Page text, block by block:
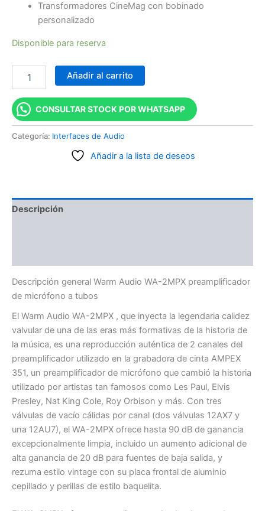
Transformadores CineMag con bobinado
personalizado
Disponible para reserva
Añadir al carrito
CONSULTAR STOCK POR WHATSAPP
Categoría: Interfaces de Audio
Añadir a la lista de deseos
Descripción
Descripción general Warm Audio WA-2MPX preamplificador
de micrófono a tubos
El Warm Audio WA-2MPX , que inyecta la legendaria calidez
valvular de una de las eras más formativas de la historia de
la música, es una reproducción auténtica de 2 canales del
preamplificador utilizado en la grabadora de cinta AMPEX
351, un preamplificador de micrófono que cambió la historia
utilizado por artistas tan famosos como Les Paul, Elvis
Presley, Nat King Cole, Roy Orbison y más. Con tres
válvulas de vacío cálidas por canal (dos válvulas 12AX7 y
una 12AU7), el WA-2MPX ofrece hasta 90 dB de ganancia
excepcionalmente limpia, incluido un aumento adicional de
alta ganancia de 20 dB para fuentes de baja salida, y
rezuma estilo vintage con su placa frontal de aluminio
cepillado y perillas de estilo baquelita.